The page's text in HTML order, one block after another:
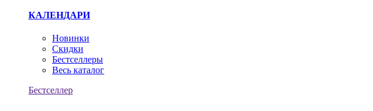
КАЛЕНДАРИ
Новинки
Скидки
Бестселлеры
Весь каталог
Бестселлер